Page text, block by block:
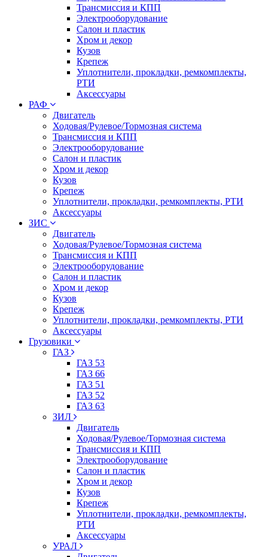
Трансмиссия и КПП
Электрооборудование
Салон и пластик
Хром и декор
Кузов
Крепеж
Уплотнители, прокладки, ремкомплекты,
РТИ
Аксессуары
РАФ
Двигатель
Ходовая/Рулевое/Тормозная система
Трансмиссия и КПП
Электрооборудование
Салон и пластик
Хром и декор
Кузов
Крепеж
Уплотнители, прокладки, ремкомплекты, РТИ
Аксессуары
ЗИС
Двигатель
Ходовая/Рулевое/Тормозная система
Трансмиссия и КПП
Электрооборудование
Салон и пластик
Хром и декор
Кузов
Крепеж
Уплотнители, прокладки, ремкомплекты, РТИ
Аксессуары
Грузовики
ГАЗ
ГАЗ 53
ГАЗ 66
ГАЗ 51
ГАЗ 52
ГАЗ 63
ЗИЛ
Двигатель
Ходовая/Рулевое/Тормозная система
Трансмиссия и КПП
Электрооборудование
Салон и пластик
Хром и декор
Кузов
Крепеж
Уплотнители, прокладки, ремкомплекты,
РТИ
Аксессуары
УРАЛ